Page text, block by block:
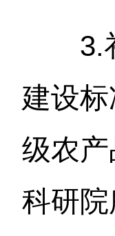
3.
建设
级农
科研